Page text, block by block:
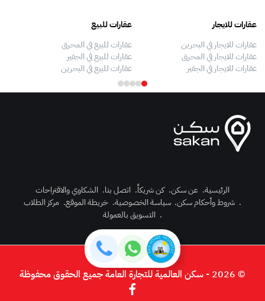
عقارات للايجار
عقارات للايجار في البحرين
عقارات للايجار في المحرق
عقارات للايجار في الجفير
عقارات للبيع
عقارات للبيع في المحرق
عقارات للبيع في الجفير
عقارات للبيع في البحرين
الرئيسية. عن سكن. كن شريكاً. اتصل بنا. الشكاوي والاقتراحات
. شروط وأحكام سكن. سياسة الخصوصية. خريطة الموقع. مركز الطلاب
. التسويق بالعمولة
© 2026 - سكن العالمية للتجارة العامة جميع الحقوق محفوظة